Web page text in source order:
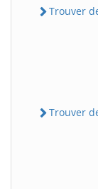
Trouver
Trouver